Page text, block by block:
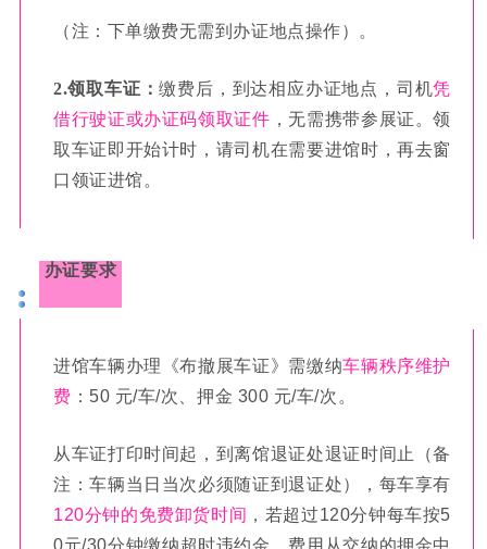
（注：下单缴费无需到办证地点操作）。
2.领取车证：缴费后，到达相应办证地点，司机凭
借行驶证或办证码领取证件 ，无需携带参展证。领
取车证即开始计时，请司机在需要进馆时，再去窗
口领证进馆。
办证要求
进馆车辆办理《布撤展车证》需缴纳车辆秩序维护
费 ：50 元/车/次、押金 300 元/车/次。
从车证打印时间起，到离馆退证处退证时间止（备
注：车辆当日当次必须随证到退证处），每车享有
120分钟的免费卸货时间 ，若超过120分钟每车按5